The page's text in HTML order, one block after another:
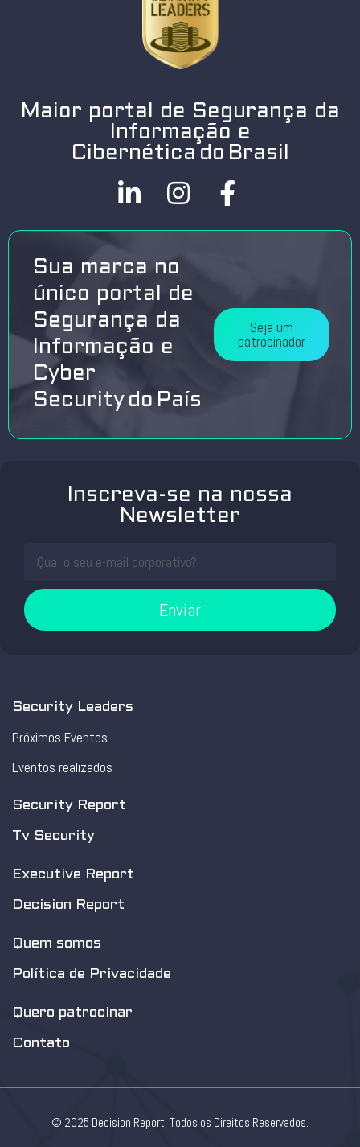
Maior portal de Segurança da
Informação e
Cibernética do Brasil
Sua marca no
único portal de
Segurança da
Informação e
Cyber
Security do País
Seja um
patrocinador
Inscreva-se na nossa
Newsletter
Enviar
Security Leaders
Próximos Eventos
Eventos realizados
Security Report
Tv Security
Executive Report
Decision Report
Quem somos
Política de Privacidade
Quero patrocinar
Contato
© 2025 Decision Report. Todos os Direitos Reservados.